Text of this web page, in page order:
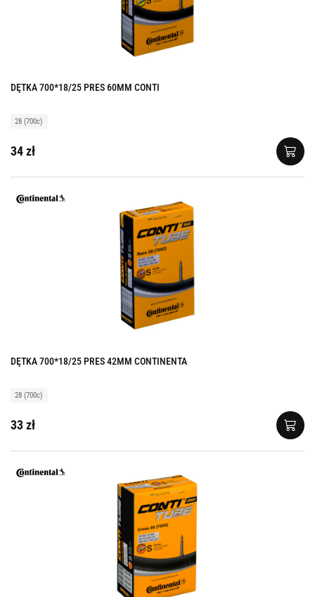
DĘTKA 700*18/25 PRES 60MM CONTI
28 (700c)
34 zł
DĘTKA 700*18/25 PRES 42MM CONTINENTA
28 (700c)
33 zł